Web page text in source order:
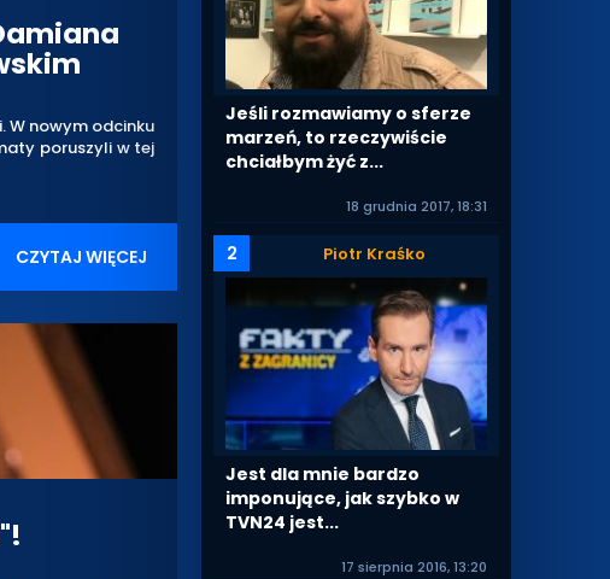
W nowym odcinku
poruszyli w tej
CZYTAJ WIĘCEJ
Jeśli rozmawiamy o sferze
marzeń, to rzeczywiście
chciałbym żyć z...
18 grudnia 2017, 18:31
2 Piotr Kraśko
Jest dla mnie bardzo
imponujące, jak szybko w
TVN24 jest...
17 sierpnia 2016, 13:20